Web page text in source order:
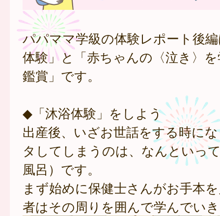
パパママ学級の体験レポート後
体験」と「赤ちゃんの〈泣き〉
鑑賞」です。
◆「沐浴体験」をしよう
出産後、いざお世話をする時に
タしてしまうのは、なんといっ
風呂）です。
まず始めに保健士さんがお手本
者はその周りを囲んで学んでい